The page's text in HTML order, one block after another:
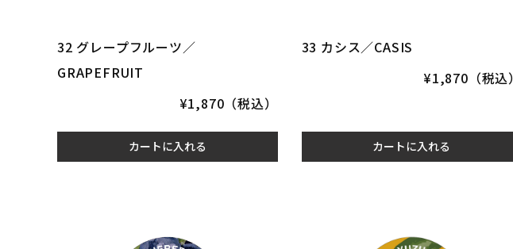
32 グレープフルーツ／
GRAPEFRUIT
¥1,870（税込）
カートに入れる
33 カシス／CASIS
¥1,870（税込）
カートに入れる